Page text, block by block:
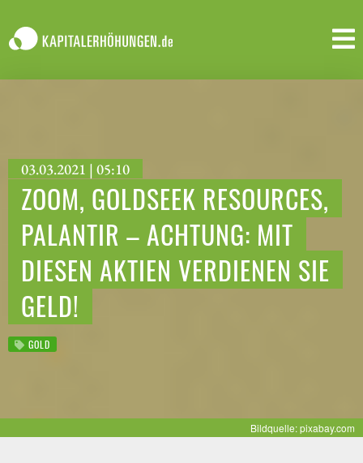
03.03.2021 | 05:10
ZOOM, GOLDSEEK RESOURCES,
PALANTIR – ACHTUNG: MIT
DIESEN AKTIEN VERDIENEN SIE
GELD!
GOLD
Bildquelle: pixabay.com